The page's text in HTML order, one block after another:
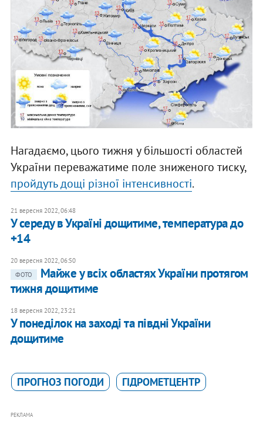
Нагадаємо, цього тижня у більшості областей
України переважатиме поле зниженого тиску,
пройдуть дощі різної інтенсивності.
21 вересня 2022, 06:48
У середу в Україні дощитиме, температура до
+14
20 вересня 2022, 06:50
ФОТО
Майже у всіх областях України протягом
тижня дощитиме
18 вересня 2022, 23:21
У понеділок на заході та півдні України
дощитиме
ПРОГНОЗ ПОГОДИ ГІДРОМЕТЦЕНТР
РЕКЛАМА